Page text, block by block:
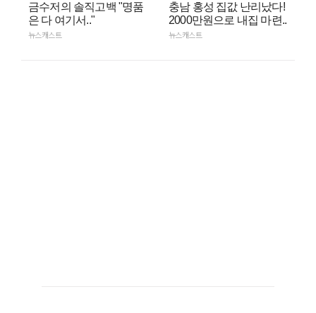
금수저의 솔직고백 "명품
은 다 여기서.."
뉴스캐스트
충남 홍성 집값 난리났다!
2000만원으로 내집 마련..
뉴스캐스트